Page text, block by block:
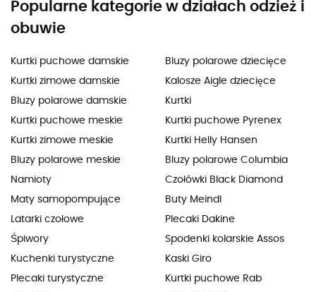
Popularne kategorie w działach odzież i
obuwie
Kurtki puchowe damskie
Kurtki zimowe damskie
Bluzy polarowe damskie
Kurtki puchowe meskie
Kurtki zimowe meskie
Bluzy polarowe meskie
Namioty
Maty samopompujące
Latarki czołowe
Śpiwory
Kuchenki turystyczne
Plecaki turystyczne
Bluzy polarowe dziecięce
Kalosze Aigle dziecięce
Kurtki
Kurtki puchowe Pyrenex
Kurtki Helly Hansen
Bluzy polarowe Columbia
Czołówki Black Diamond
Buty Meindl
Plecaki Dakine
Spodenki kolarskie Assos
Kaski Giro
Kurtki puchowe Rab